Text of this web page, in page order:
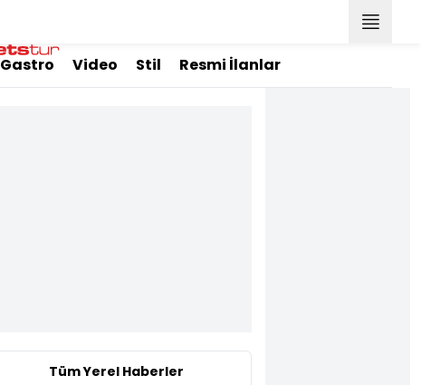
Gastro Video Stil Resmi İlanlar
Tüm Yerel Haberler